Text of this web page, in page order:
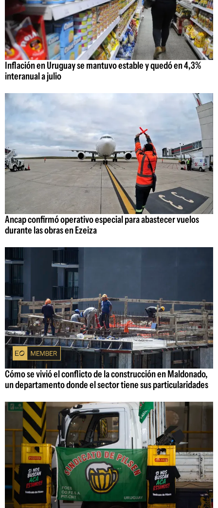
Inflación en Uruguay se mantuvo estable y quedó en 4,3%
interanual a julio
Ancap confirmó operativo especial para abastecer vuelos
durante las obras en Ezeiza
Cómo se vivió el conflicto de la construcción en Maldonado,
un departamento donde el sector tiene sus particularidades